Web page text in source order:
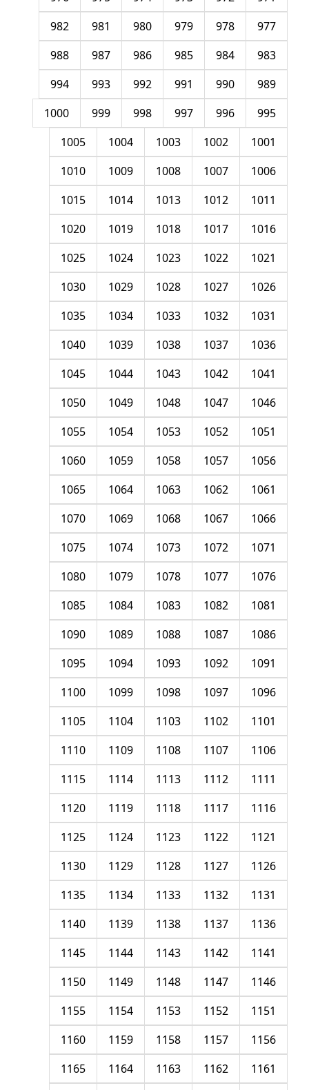
977
978
979
980
981
982
983
984
985
986
987
988
989
990
991
992
993
994
995
996
997
998
999
1000
1001
1002
1003
1004
1005
1006
1007
1008
1009
1010
1011
1012
1013
1014
1015
1016
1017
1018
1019
1020
1021
1022
1023
1024
1025
1026
1027
1028
1029
1030
1031
1032
1033
1034
1035
1036
1037
1038
1039
1040
1041
1042
1043
1044
1045
1046
1047
1048
1049
1050
1051
1052
1053
1054
1055
1056
1057
1058
1059
1060
1061
1062
1063
1064
1065
1066
1067
1068
1069
1070
1071
1072
1073
1074
1075
1076
1077
1078
1079
1080
1081
1082
1083
1084
1085
1086
1087
1088
1089
1090
1091
1092
1093
1094
1095
1096
1097
1098
1099
1100
1101
1102
1103
1104
1105
1106
1107
1108
1109
1110
1111
1112
1113
1114
1115
1116
1117
1118
1119
1120
1121
1122
1123
1124
1125
1126
1127
1128
1129
1130
1131
1132
1133
1134
1135
1136
1137
1138
1139
1140
1141
1142
1143
1144
1145
1146
1147
1148
1149
1150
1151
1152
1153
1154
1155
1156
1157
1158
1159
1160
1161
1162
1163
1164
1165